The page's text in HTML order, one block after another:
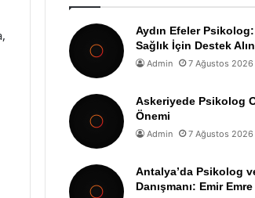
Aydın Efeler
Sağlık İçin Destek Alın
Admin 7 Ağustos 2026
Askeriyede Psikolog
Önemi
Admin 7 Ağustos 2026
Antalya’da Psikolog
Danışmanı: Emir